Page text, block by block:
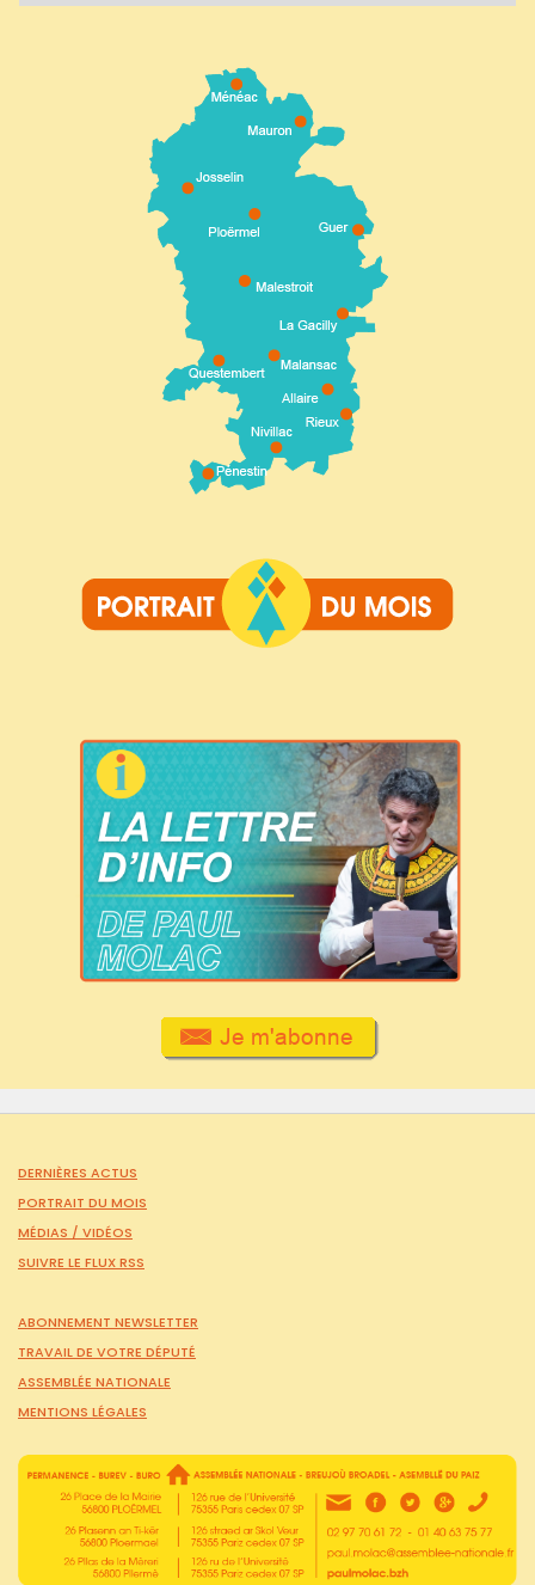
DERNIÈRES ACTUS
PORTRAIT DU MOIS
MÉDIAS / VIDÉOS
SUIVRE LE FLUX RSS
ABONNEMENT NEWSLETTER
TRAVAIL DE VOTRE DÉPUTÉ
ASSEMBLÉE NATIONALE
MENTIONS LÉGALES